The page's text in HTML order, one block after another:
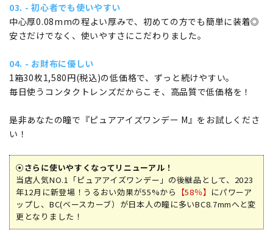
03. - 初心者でも使いやすい
中心厚0.08mmの程よい厚みで、初めての方でも簡単に装着◎
安さだけでなく、使いやすさにこだわりました。
04. - お財布に優しい
1箱30枚1,580円(税込)の低価格で、ずっと続けやすい。
毎日使うコンタクトレンズだからこそ、高品質で低価格を！
是非あなたの瞳で『ピュアアイズワンデー M』をお試しくださ
い！
⦿さらに使いやすくなってリニューアル！
当店人気NO.1「ピュアアイズワンデー」の後継品として、2023
年12月に新登場！うるおい効果が55%から 【58％】 にパワーア
ップし、BC(ベースカーブ）が日本人の瞳に多いBC8.7mmへと変
更となりました！